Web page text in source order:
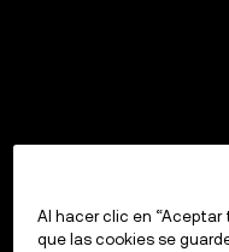
Al hacer clic en
que las cookies se